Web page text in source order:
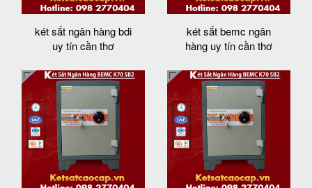
két sắt ngân hàng bdi
uy tín cần thơ
két sắt bemc ngân
hàng uy tín cần thơ